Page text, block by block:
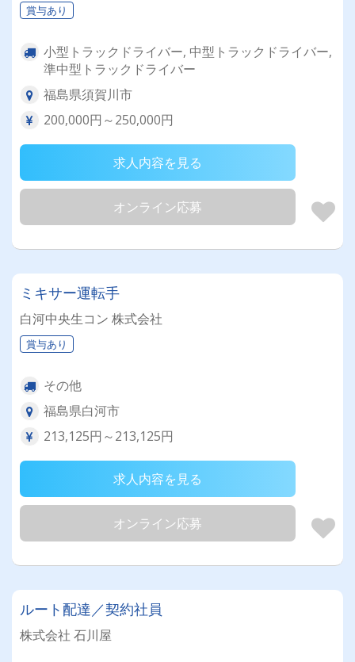
賞与あり
小型トラックドライバー, 中型トラックドライバー,
準中型トラックドライバー
福島県須賀川市
200,000円～250,000円
求人内容を見る
オンライン応募
ミキサー運転手
白河中央生コン 株式会社
賞与あり
その他
福島県白河市
213,125円～213,125円
求人内容を見る
オンライン応募
ルート配達／契約社員
株式会社 石川屋